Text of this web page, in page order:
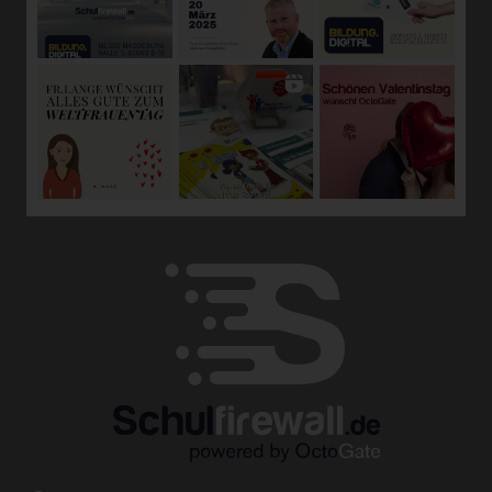
oder vorherzusagen.
f) Pseudonymisierung
Pseudonymisierung ist die Verarbeitung
personenbezogener Daten in einer Weise, auf welche die
personenbezogenen Daten ohne Hinzuziehung
zusätzlicher Informationen nicht mehr einer spezifischen
betroffenen Person zugeordnet werden können, sofern
Behörde, Einrichtung oder andere Stelle, die allein oder